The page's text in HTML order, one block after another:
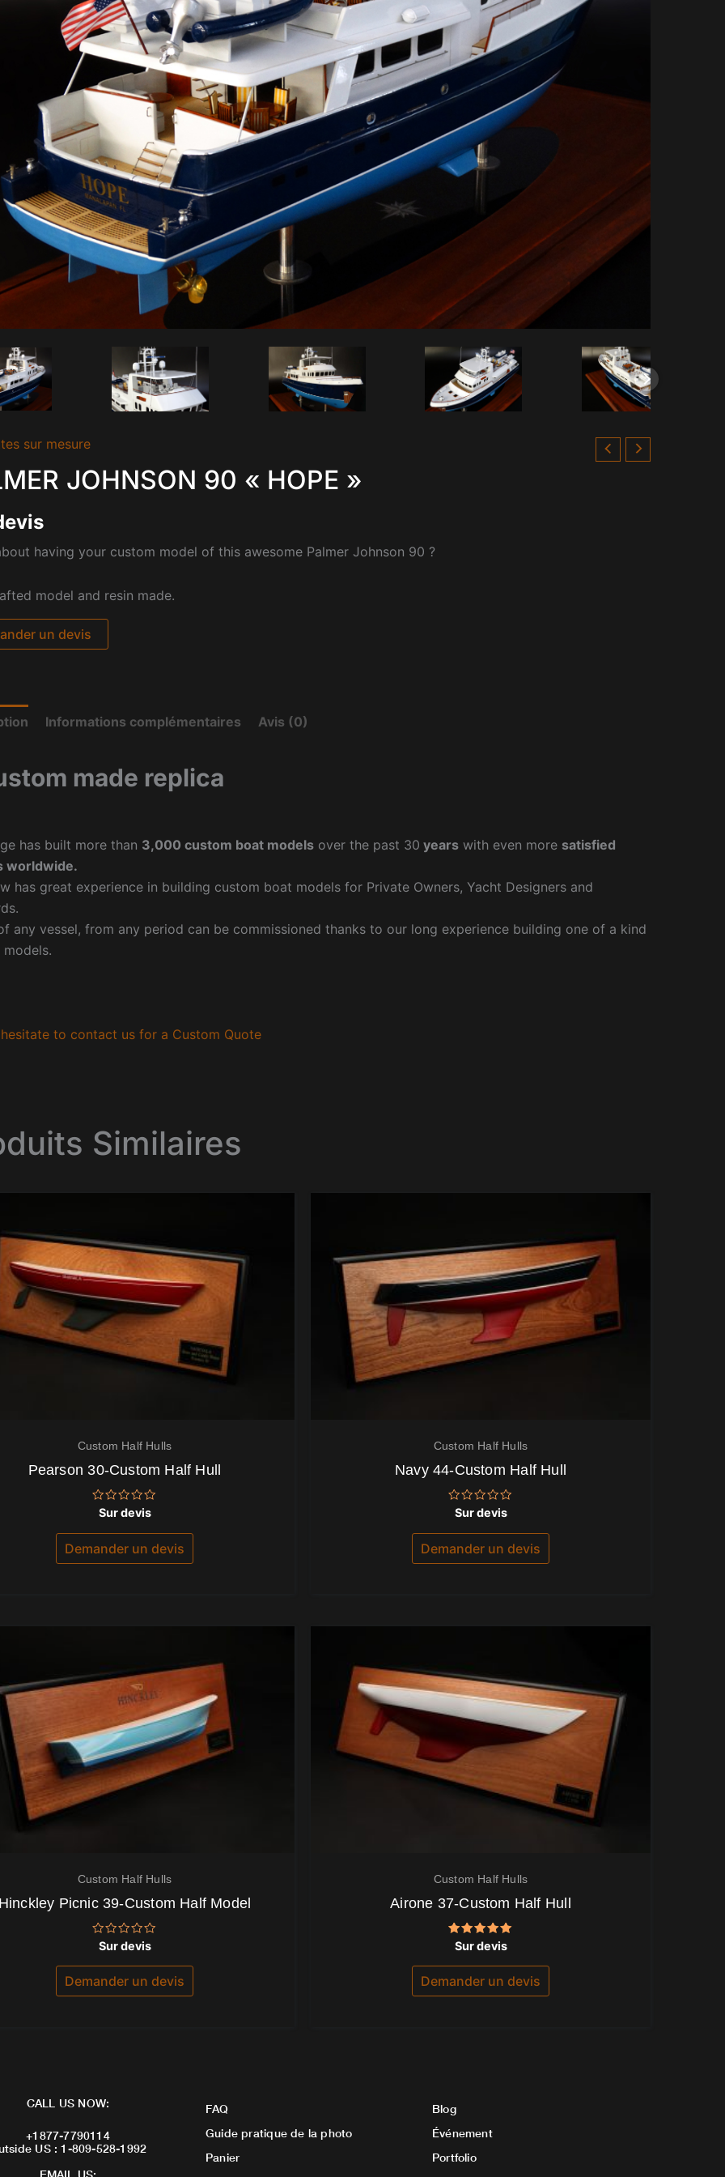
sur mesure
JOHNSON 90 « HOPE »
having your custom model of this awesome Palmer Johnson 90 ?
model and resin made.
un devis
Informations complémentaires Avis (0)
made replica
has built more than 3,000 custom boat models over the past 30 years with even more satisfied
worldwide.
has great experience in building custom boat models for Private Owners, Yacht Designers and
any vessel, from any period can be commissioned thanks to our long experience building one of a kind
to contact us for a Custom Quote
Similaires
Custom Half Hulls
Pearson 30-Custom Half Hull
Note
sur
Sur devis
Demander un devis
Custom Half Hulls
Navy 44-Custom Half Hull
Note
sur
Sur devis
Demander un devis
Custom Half Hulls
Picnic 39-Custom Half Model
Note
sur
Sur devis
Demander un devis
Custom Half Hulls
Airone 37-Custom Half Hull
Note
5.00
sur 5
Sur devis
Demander un devis
CALL US NOW:
+1877-7790114
US : 1-809-528-1992
EMAIL US:
FAQ
Guide pratique de la photo
Panier
Blog
Événement
Portfolio